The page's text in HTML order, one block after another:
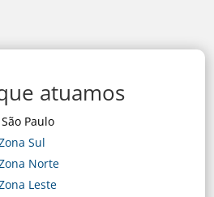
atuamos
Paulo
Sul
Norte
Leste